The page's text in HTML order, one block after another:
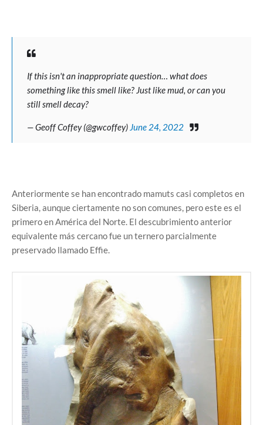
If this isn't an inappropriate question… what does
something like this smell like? Just like mud, or can you
still smell decay?
— Geoff Coffey (@gwcoffey) June 24, 2022
Anteriormente se han encontrado mamuts casi completos en
Siberia, aunque ciertamente no son comunes, pero este es el
primero en América del Norte. El descubrimiento anterior
equivalente más cercano fue un ternero parcialmente
preservado llamado Effie.